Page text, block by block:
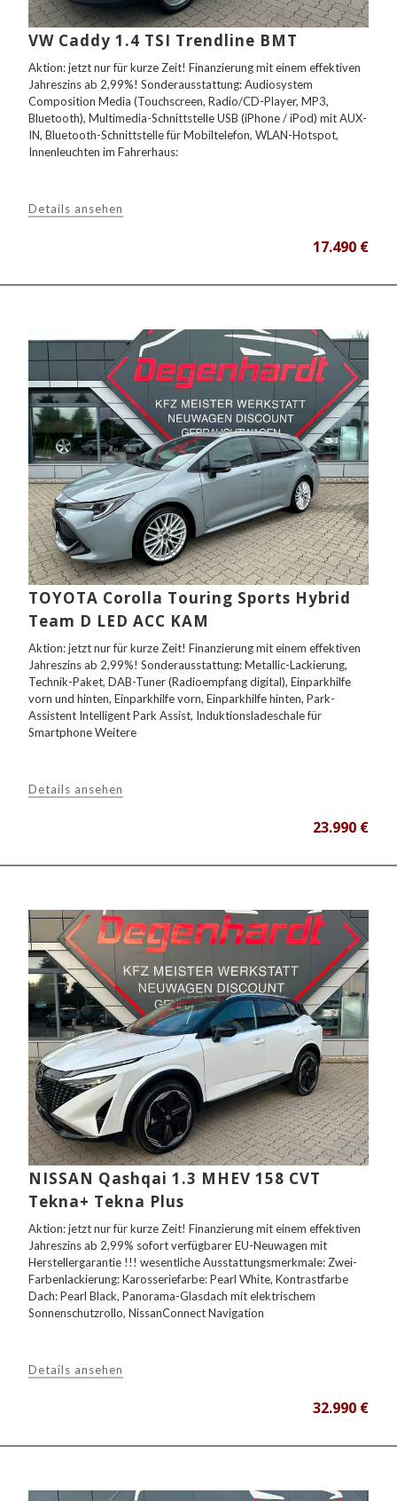
VW Caddy 1.4 TSI Trendline BMT
Aktion: jetzt nur für kurze Zeit! Finanzierung mit einem effektiven
Jahreszins ab 2,99%! Sonderausstattung: Audiosystem
Composition Media (Touchscreen, Radio/CD-Player, MP3,
Bluetooth), Multimedia-Schnittstelle USB (iPhone / iPod) mit AUX-
IN, Bluetooth-Schnittstelle für Mobiltelefon, WLAN-Hotspot,
Innenleuchten im Fahrerhaus:
Details ansehen
17.490 €
TOYOTA Corolla Touring Sports Hybrid
Team D LED ACC KAM
Aktion: jetzt nur für kurze Zeit! Finanzierung mit einem effektiven
Jahreszins ab 2,99%! Sonderausstattung: Metallic-Lackierung,
Technik-Paket, DAB-Tuner (Radioempfang digital), Einparkhilfe
vorn und hinten, Einparkhilfe vorn, Einparkhilfe hinten, Park-
Assistent Intelligent Park Assist, Induktionsladeschale für
Smartphone Weitere
Details ansehen
23.990 €
NISSAN Qashqai 1.3 MHEV 158 CVT
Tekna+ Tekna Plus
Aktion: jetzt nur für kurze Zeit! Finanzierung mit einem effektiven
Jahreszins ab 2,99% sofort verfügbarer EU-Neuwagen mit
Herstellergarantie !!! wesentliche Ausstattungsmerkmale: Zwei-
Farbenlackierung: Karosseriefarbe: Pearl White, Kontrastfarbe
Dach: Pearl Black, Panorama-Glasdach mit elektrischem
Sonnenschutzrollo, NissanConnect Navigation
Details ansehen
32.990 €